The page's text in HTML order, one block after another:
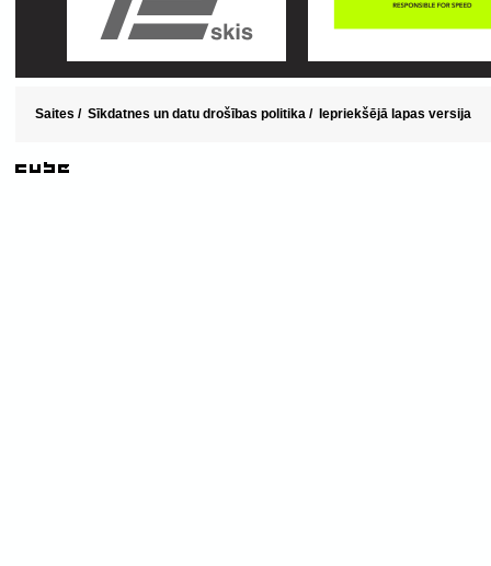
Saites / Sīkdatnes un datu drošības politika / Iepriekšējā lapas versija